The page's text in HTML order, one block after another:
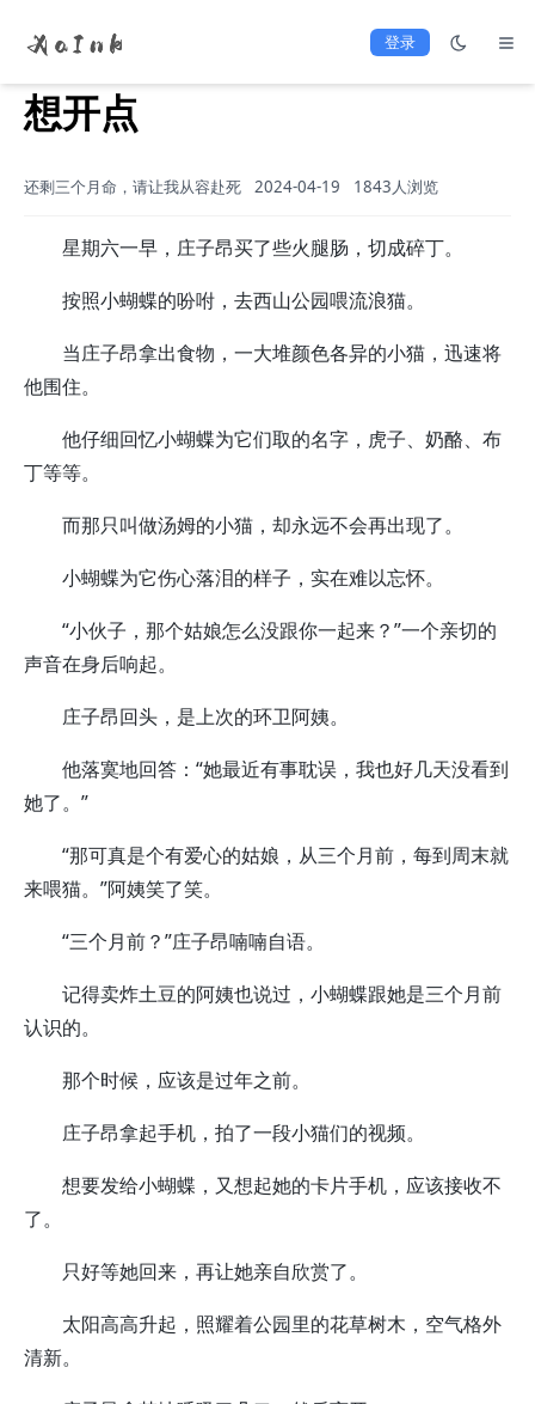
登录
想开点
还剩三个月命，请让我从容赴死 2024-04-19 1843人浏览
星期六一早，庄子昂买了些火腿肠，切成碎丁。
按照小蝴蝶的吩咐，去西山公园喂流浪猫。
当庄子昂拿出食物，一大堆颜色各异的小猫，迅速将
他围住。
他仔细回忆小蝴蝶为它们取的名字，虎子、奶酪、布
丁等等。
而那只叫做汤姆的小猫，却永远不会再出现了。
小蝴蝶为它伤心落泪的样子，实在难以忘怀。
“小伙子，那个姑娘怎么没跟你一起来？”一个亲切的
声音在身后响起。
庄子昂回头，是上次的环卫阿姨。
他落寞地回答：“她最近有事耽误，我也好几天没看到
她了。”
“那可真是个有爱心的姑娘，从三个月前，每到周末就
来喂猫。”阿姨笑了笑。
“三个月前？”庄子昂喃喃自语。
记得卖炸土豆的阿姨也说过，小蝴蝶跟她是三个月前
认识的。
那个时候，应该是过年之前。
庄子昂拿起手机，拍了一段小猫们的视频。
想要发给小蝴蝶，又想起她的卡片手机，应该接收不
了。
只好等她回来，再让她亲自欣赏了。
太阳高高升起，照耀着公园里的花草树木，空气格外
清新。